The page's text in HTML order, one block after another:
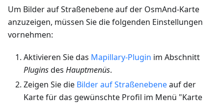
Um Bilder auf Straßenebene auf der OsmAnd-Karte
anzuzeigen, müssen Sie die folgenden Einstellungen
vornehmen:
Aktivieren Sie das Mapillary-Plugin im Abschnitt
Pluginsdes Hauptmenüs.
Zeigen Sie die Bilder auf Straßenebeneauf der
Karte für das gewünschte Profil im Menü "Karte